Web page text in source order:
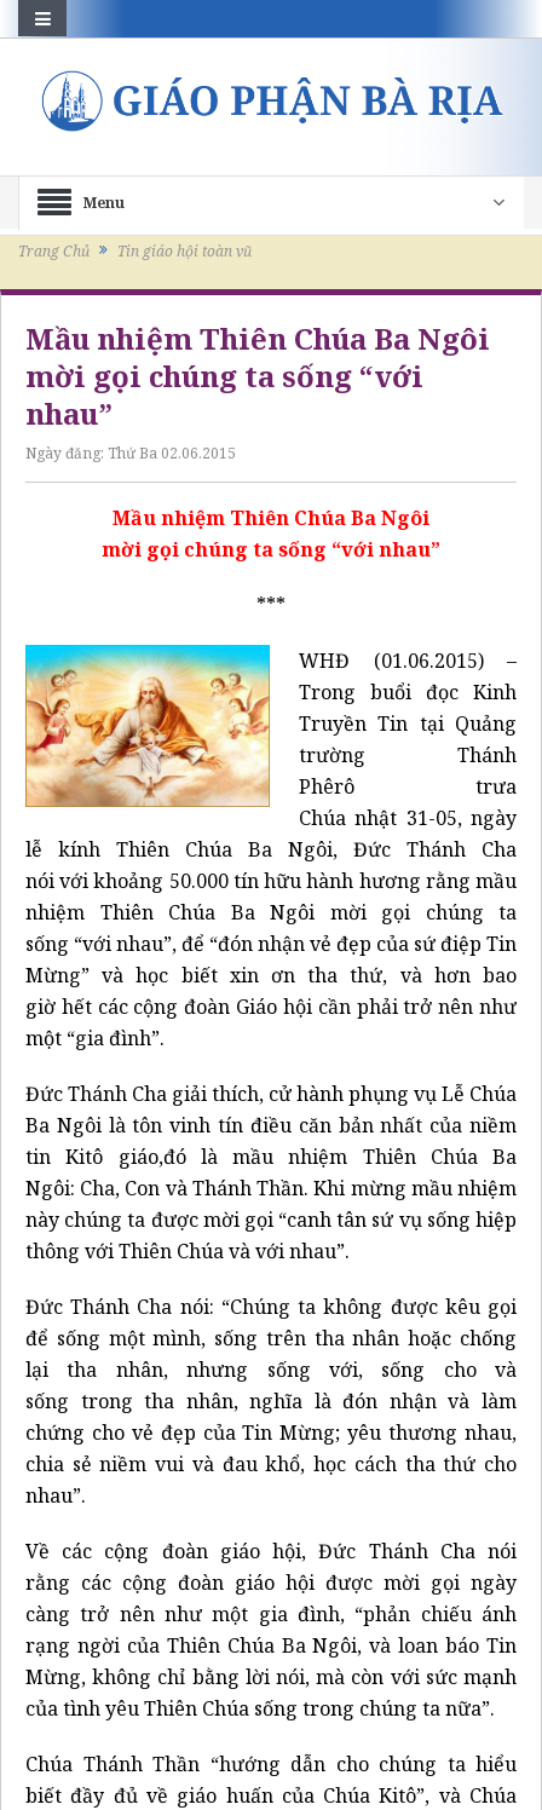
Menu
Trang Chủ Tin giáo hội toàn vũ
Mầu nhiệm Thiên Chúa Ba Ngôi
mời gọi chúng ta sống “với
nhau”
Ngày đăng: Thứ Ba 02.06.2015
Mầu nhiệm Thiên ChúaBa Ngôi
mời gọi chúng ta sống “vớinhau”
***
WHĐ (01.06.2015) –
Trong buổi đọc Kinh
Truyền Tin tại Quảng
trường Thánh
Phêrô trưa
Chúa nhật 31-05, ngày
lễ kính Thiên Chúa Ba Ngôi, Đức Thánh Cha
nói với khoảng 50.000 tín hữu hành hương rằng mầu
nhiệm Thiên Chúa Ba Ngôi mời gọi chúng ta
sống “với nhau”, để “đón nhận vẻ đẹp của sứ điệp Tin
Mừng” và học biết xin ơn tha thứ, và hơn bao
giờ hết các cộng đoàn Giáo hội cần phải trở nên như
một “gia đình”.
Đức Thánh Cha giải thích, cử hành phụng vụ Lễ Chúa
Ba Ngôi là tôn vinh tín điều căn bản nhất của niềm
tin Kitô giáo,đó là mầu nhiệm Thiên Chúa Ba
Ngôi: Cha, Con và Thánh Thần. Khi mừng mầu nhiệm
này chúng ta được mời gọi “canh tân sứ vụ sống hiệp
thông với Thiên Chúa và với nhau”.
Đức Thánh Cha nói: “Chúng ta không được kêu gọi
để sống một mình, sống trên tha nhân hoặc chống
lại tha nhân, nhưng sống với, sống cho và
sống trong tha nhân, nghĩa là đón nhận và làm
chứng cho vẻ đẹp của Tin Mừng; yêu thương nhau,
chia sẻ niềm vui và đau khổ, học cách tha thứ cho
nhau”.
Về các cộng đoàn giáo hội, Đức Thánh Cha nói
rằng các cộng đoàn giáo hội được mời gọi ngày
càng trở nên như một gia đình, “phản chiếu ánh
rạng ngời của Thiên Chúa Ba Ngôi, và loan báo Tin
Mừng, không chỉ bằng lời nói, mà còn với sức mạnh
của tình yêu Thiên Chúa sống trong chúng ta nữa”.
Chúa Thánh Thần “hướng dẫn cho chúng ta hiểu
biết đầy đủ về giáo huấn của Chúa Kitô”, và Chúa